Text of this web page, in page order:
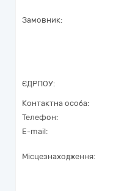
Замовник:
ЄДРПОУ:
Контактна особа:
Телефон:
E-mail:
Місцезнаходження: